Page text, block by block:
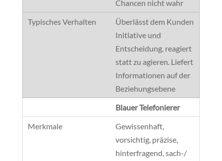
Chancen nicht wahr
Überlässt dem Kunden
Initiative und
Entscheidung, reagiert
statt zu agieren. Liefert
Informationen auf der
Beziehungsebene
Blauer Telefonierer
Gewissenhaft,
vorsichtig, präzise,
hinterfragend, sach-/